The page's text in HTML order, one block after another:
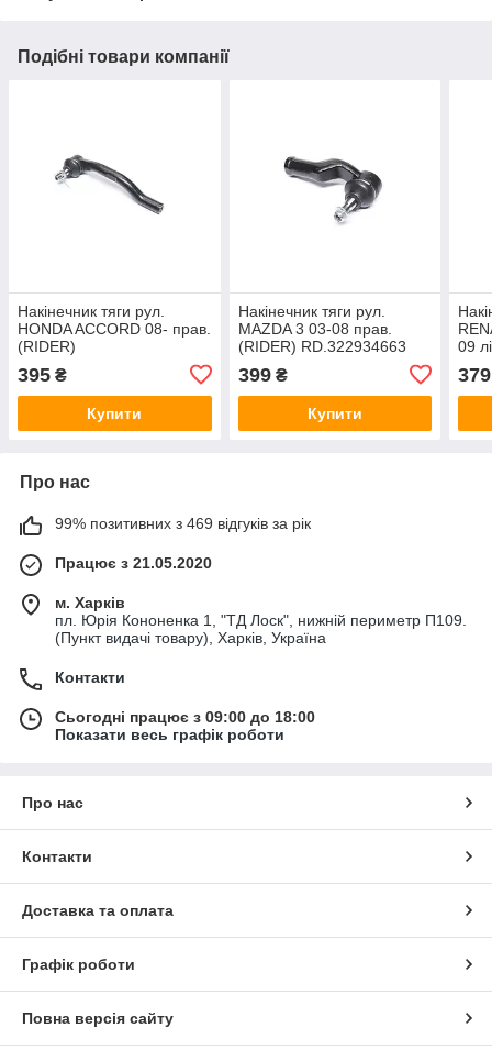
Подібні товари компанії
Накінечник тяги рул.
HONDA ACCORD 08- прав.
(RIDER)
395 ₴
Купити
Накінечник тяги рул.
MAZDA 3 03-08 прав.
(RIDER) RD.322934663
399₴
Купити
09
379
Про нас
99% позитивних з 469 відгуків за рік
Працює з 21.05.2020
м. Харків
пл. Юрія Кононенка 1, "ТД Лоск", нижній периметр П109.
(Пункт видачі товару), Харків, Україна
Контакти
Сьогодні працює з 09:00 до 18:00
Показати весь графік роботи
Про нас
Контакти
Доставка та оплата
Графік роботи
Повна версія сайту